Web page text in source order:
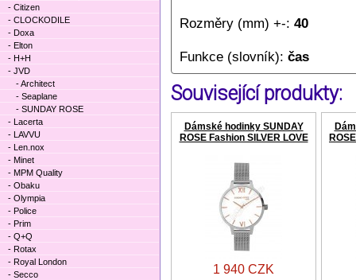
Rozměry (mm) +-: 40
Funkce (slovník): čas
Související produkty:
Dámské hodinky SUNDAY
ROSE Fashion SILVER LOVE
1 940 CZK
- Citizen
- CLOCKODILE
- Doxa
- Elton
- H+H
- JVD
- Architect
- Seaplane
- SUNDAY ROSE
- Lacerta
- LAVVU
- Len.nox
- Minet
- MPM Quality
- Obaku
- Olympia
- Police
- Prim
- Q+Q
- Rotax
- Royal London
- Secco